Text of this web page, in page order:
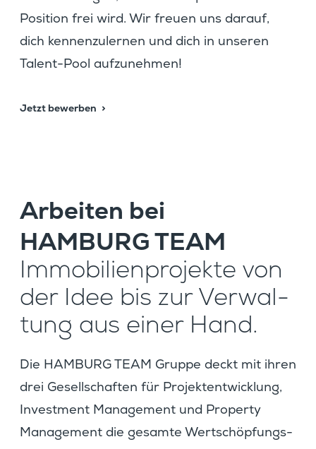
Position frei wird. Wir freuen uns darauf,
dich kennen­zu­lernen und dich in unseren
Talent-Pool aufzunehmen!
Jetzt bewerben
Arbeiten bei
HAMBURG TEAM
Immobi­li­en­pro­jekte von
der Idee bis zur Verwal­
tung aus einer Hand.
Die HAMBURG TEAM Gruppe deckt mit ihren
drei Gesell­schaften für Projekt­ent­wick­lung,
Invest­ment Manage­ment und Property
Manage­ment die gesamte Wertschöp­fungs­